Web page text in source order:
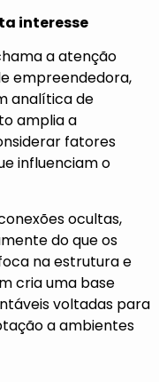
interesse
a atenção
empreendedora,
analítica de
amplia a
fatores
influenciam o
ocultas,
do que os
na estrutura e
cria uma base
voltadas para
a ambientes